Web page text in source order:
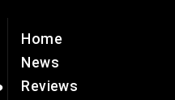
Home
News
Reviews